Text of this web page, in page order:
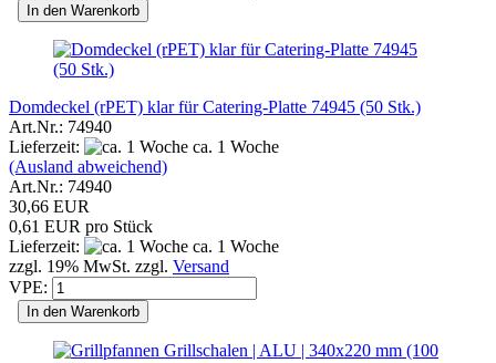
In den Warenkorb
Domdeckel (rPET) klar für Catering-Platte 74945 (50 Stk.)
Art.Nr.: 74940
Lieferzeit:
ca. 1 Woche
(Ausland abweichend)
Art.Nr.: 74940
30,66 EUR
0,61 EUR pro Stück
Lieferzeit:
ca. 1 Woche
zzgl. 19% MwSt. zzgl. Versand
VPE:
In den Warenkorb